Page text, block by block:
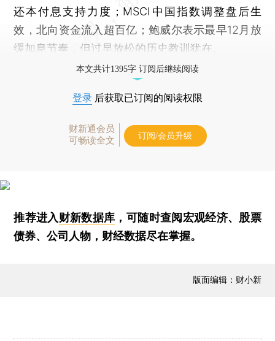
还本付息支持力度；MSCI中国指数调整盘后生
效，北向资金流入超百亿；鲍威尔表示最早12月放
缓加息节奏，但过早放松的历史教训犹在。
本文共计1395字 订阅后继续阅读
登录 后获取已订阅的阅读权限
财新通会员
可畅读全文
订阅/会员升级
推荐进入财新数据库 ，可随时查阅宏观经济、股票
债券、公司人物，财经数据尽在掌握。
版面编辑：财小新